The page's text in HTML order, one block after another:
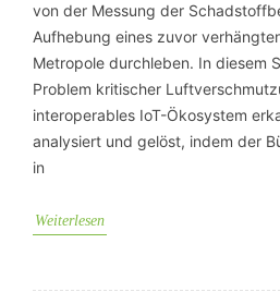
von der Messung der
Aufhebung eines zuvor
Metropole durchleben. In diesem
Problem kritischer
interoperables IoT-Ökosystem
analysiert und gelöst, indem der
in
Weiterlesen